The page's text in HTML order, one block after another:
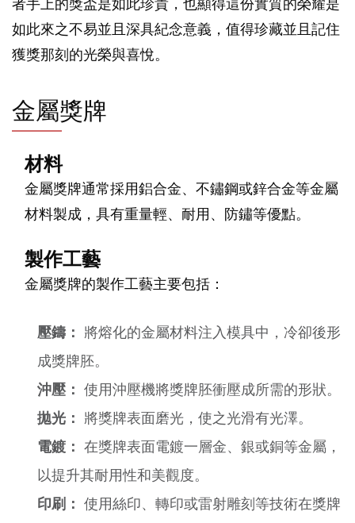
者手上的獎盃是如此珍貴，也顯得這份實質的榮耀是
如此來之不易並且深具紀念意義，值得珍藏並且記住
獲獎那刻的光榮與喜悅。
金屬獎牌
材料
金屬獎牌通常採用鋁合金、不鏽鋼或鋅合金等金屬
材料製成，具有重量輕、耐用、防鏽等優點。
製作工藝
金屬獎牌的製作工藝主要包括：
壓鑄：
將熔化的金屬材料注入模具中，冷卻後形
成獎牌胚。
沖壓： 使用沖壓機將獎牌胚衝壓成所需的形狀。
拋光：
將獎牌表面磨光，使之光滑有光澤。
電鍍： 在獎牌表面電鍍一層金、銀或銅等金屬，
以提升其耐用性和美觀度。
印刷： 使用絲印、轉印或雷射雕刻等技術在獎牌